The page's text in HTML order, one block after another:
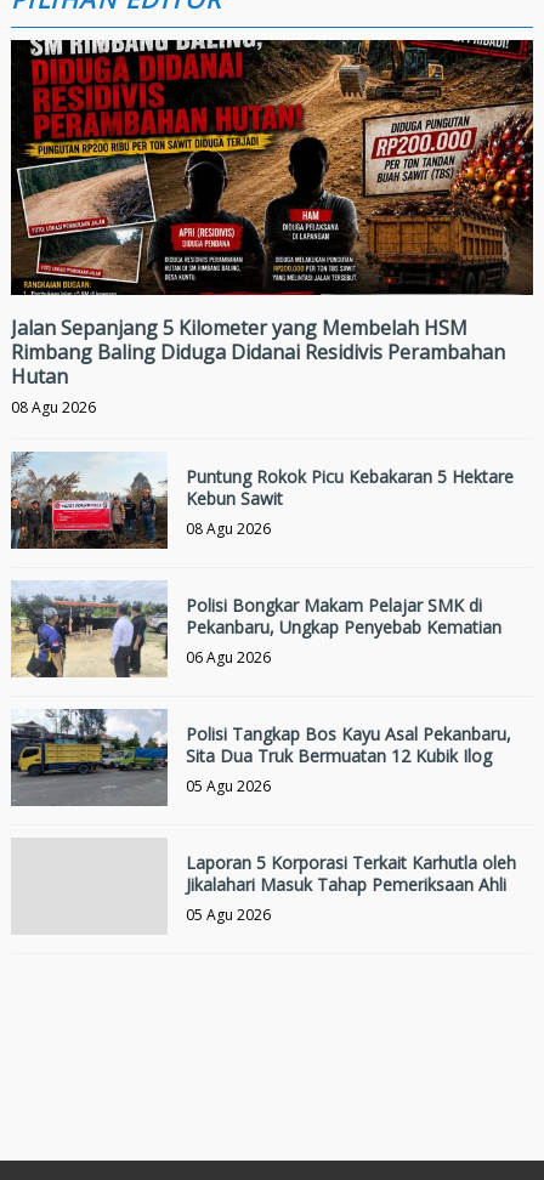
Jalan Sepanjang 5 Kilometer yang Membelah HSM
Rimbang Baling Diduga Didanai Residivis Perambahan
Hutan
08 Agu 2026
Puntung Rokok Picu Kebakaran 5 Hektare
Kebun Sawit
08 Agu 2026
Polisi Bongkar Makam Pelajar SMK di
Pekanbaru, Ungkap Penyebab Kematian
06 Agu 2026
Polisi Tangkap Bos Kayu Asal Pekanbaru,
Sita Dua Truk Bermuatan 12 Kubik Ilog
05 Agu 2026
Laporan 5 Korporasi Terkait Karhutla oleh
Jikalahari Masuk Tahap Pemeriksaan Ahli
05 Agu 2026